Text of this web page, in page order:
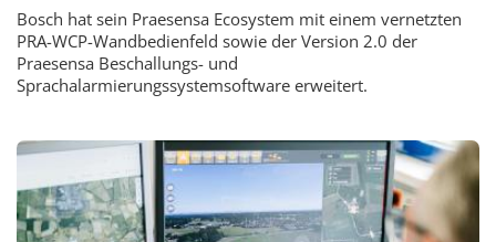
Bosch hat sein Praesensa Ecosystem mit einem vernetzten
PRA-WCP-Wandbedienfeld sowie der Version 2.0 der
Praesensa Beschallungs- und
Sprachalarmierungssystemsoftware erweitert.